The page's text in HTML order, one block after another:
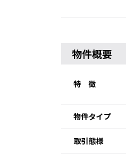
物件概要
特 徴
物件タイプ
取引態様